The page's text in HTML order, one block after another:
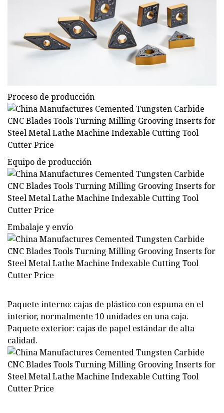
Proceso de producción
Equipo de producción
Embalaje y envío
Paquete interno: cajas de plástico con espuma en el
interior, normalmente 10 unidades en una caja.
Paquete exterior: cajas de papel estándar de alta
calidad.